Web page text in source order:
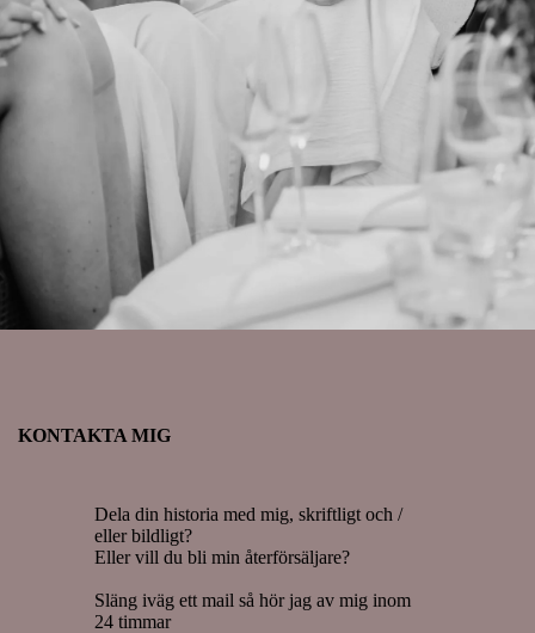
KONTAKTA MIG
Dela din historia med mig, skriftligt och /
eller bildligt?
Eller vill du bli min återförsäljare?
Släng iväg ett mail så hör jag av mig inom
24 timmar